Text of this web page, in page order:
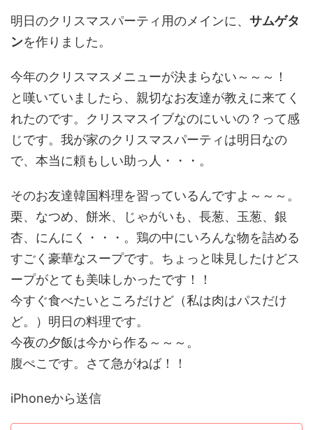
明日のクリスマスパーティ用のメインに、 サムゲタ
ンを作りました。
今年のクリスマスメニューが決まらない～～～！
と嘆いていましたら、親切なお友達が教えに来てく
れたのです。クリスマスイブなのにいいの？って感
じです。我が家のクリスマスパーティは明日なの
で、本当に頼もしい助っ人・・・。
そのお友達韓国料理を習っているんですよ～～～。
栗、なつめ、餅米、じゃがいも、長葱、玉葱、銀
杏、にんにく・・・。鶏の中にいろんな物を詰める
すごく豪華なスープです。ちょっと味見したけどス
ープがとても美味しかったです！！
今すぐ食べたいところだけど（私は肉はパスだけ
ど。）明日の料理です。
今夜の夕飯は今から作る～～～。
腹ぺこです。さて急がねば！！
iPhoneから送信